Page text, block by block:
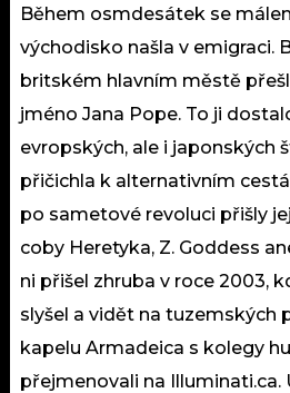
Během osmdesátek se
východisko našla v emigraci.
britském hlavním městě
jméno Jana Pope. To ji
evropských, ale i japonských
přičichla k alternativním
po sametové revoluci přišly
coby Heretyka, Z. Goddess
ni přišel zhruba v roce 2003,
slyšel a vidět na tuzemských
kapelu Armadeica s kolegy
přejmenovali na Illuminati.ca.